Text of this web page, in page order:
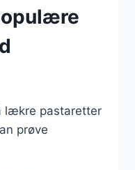
lækre pastaretter
prøve